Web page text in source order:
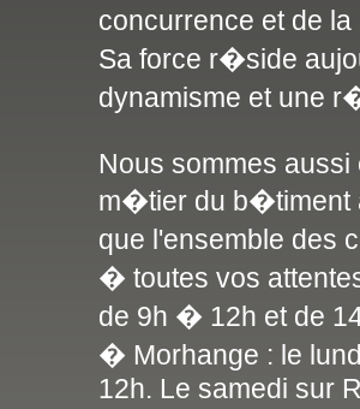
concurrence et de
Sa force r�side
dynamisme et une
Nous sommes
m�tier du b�timent
que l'ensemble des
� toutes vos
de 9h � 12h et de
� Morhange : le
12h. Le samedi sur